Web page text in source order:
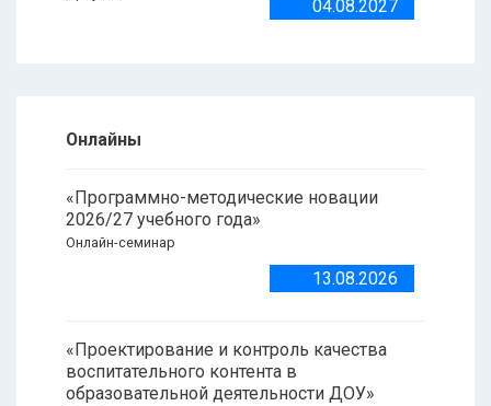
04.08.2027
Онлайны
«Программно-методические новации
2026/27 учебного года»
Онлайн-семинар
13.08.2026
«Проектирование и контроль качества
воспитательного контента в
образовательной деятельности ДОУ»